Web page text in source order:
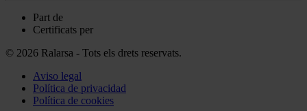
Part de
Certificats per
© 2026 Ralarsa - Tots els drets reservats.
Aviso legal
Política de privacidad
Política de cookies